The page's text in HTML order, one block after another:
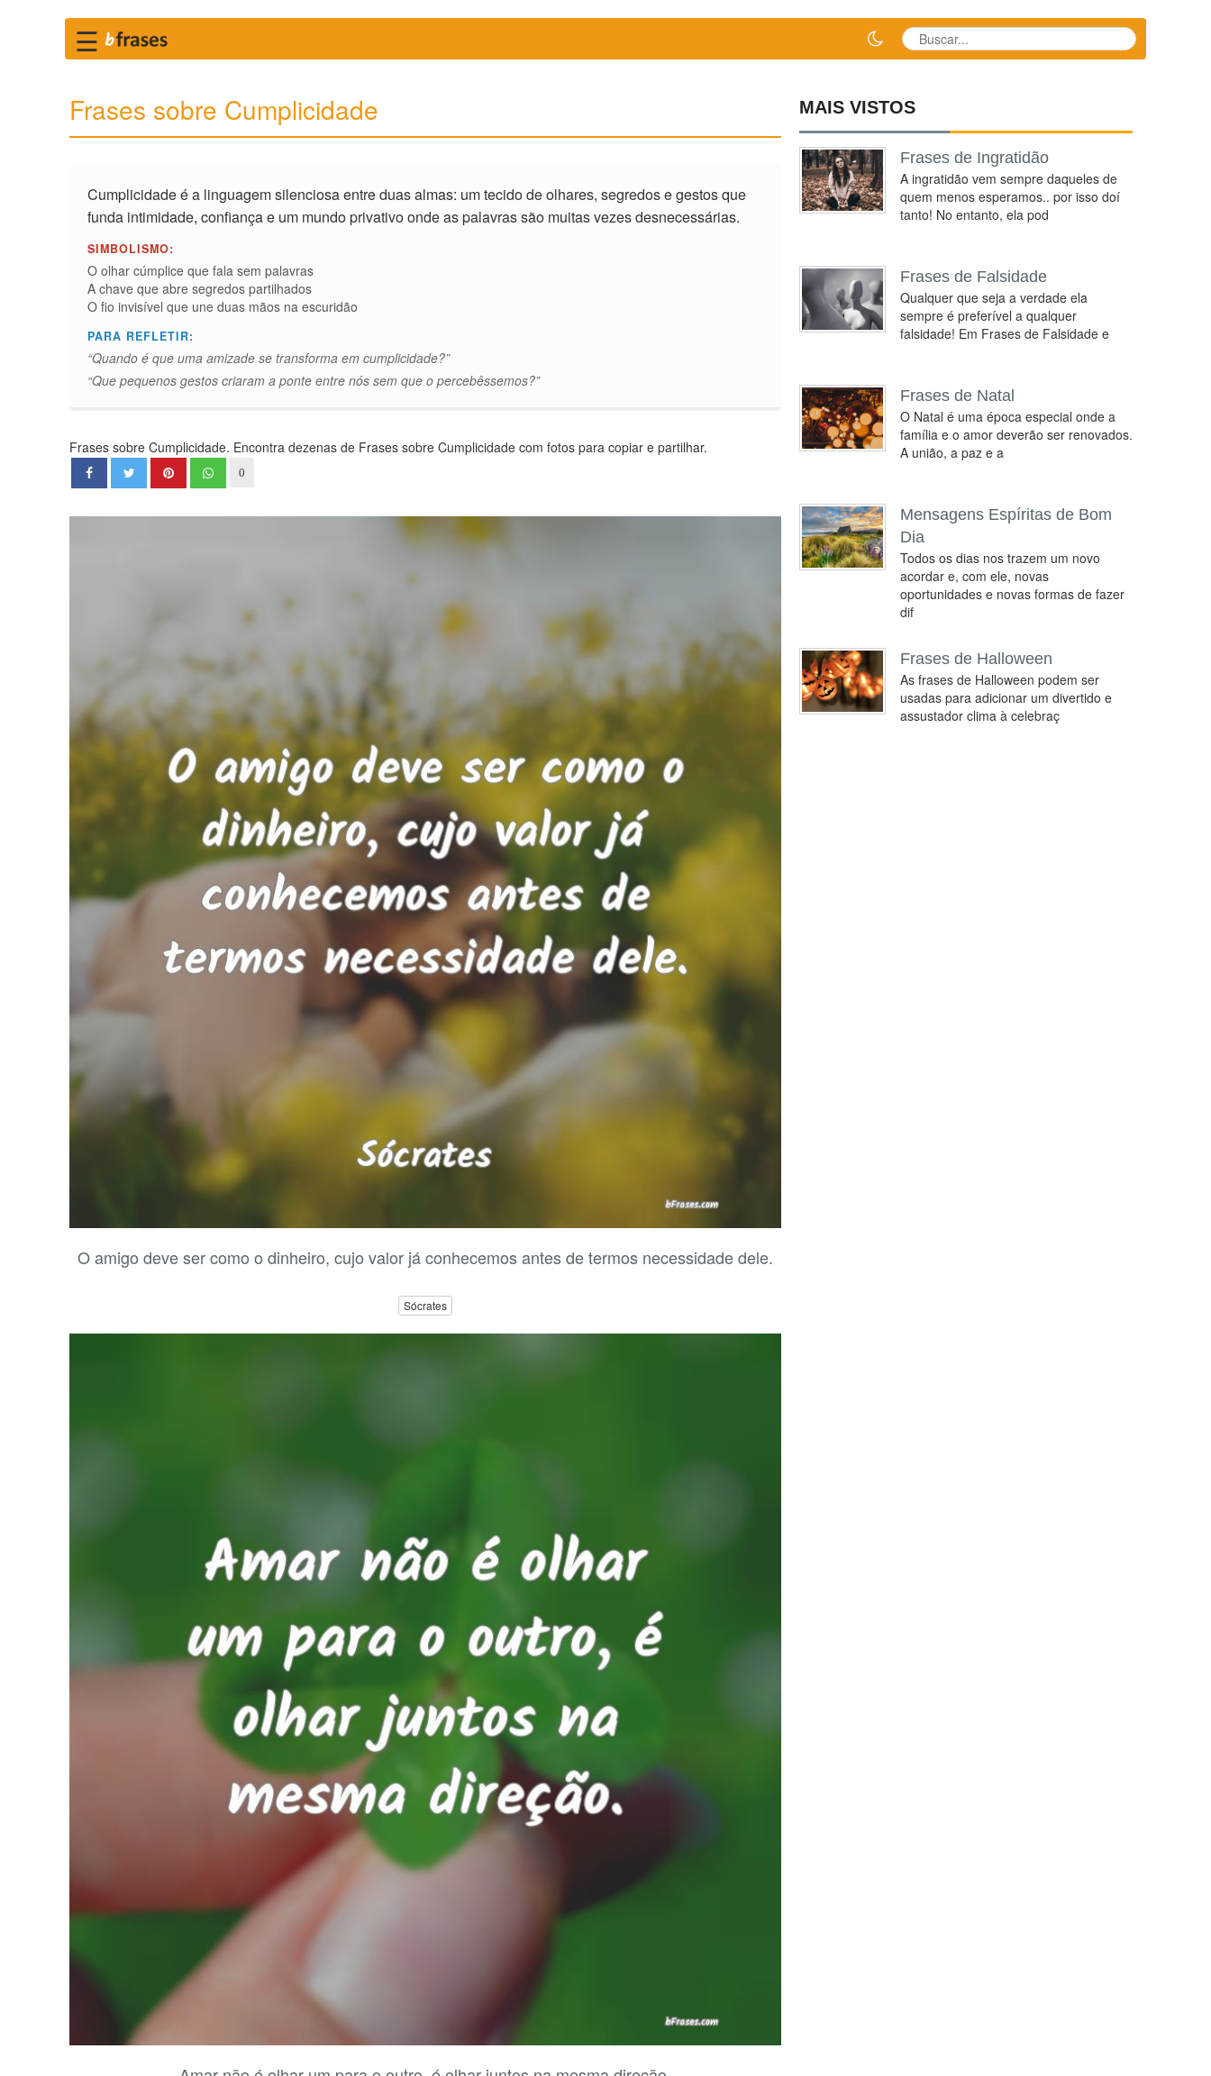
☰
Frases sobre Cumplicidade
Cumplicidade é a linguagem silenciosa entre duas almas: um tecido de olhares, segredos e gestos que
funda intimidade, confiança e um mundo privativo onde as palavras são muitas vezes desnecessárias.
SIMBOLISMO:
O olhar cúmplice que fala sem palavras
A chave que abre segredos partilhados
O fio invisível que une duas mãos na escuridão
PARA REFLETIR:
“Quando é que uma amizade se transforma em cumplicidade?”
“Que pequenos gestos criaram a ponte entre nós sem que o percebêssemos?”
Frases sobre Cumplicidade. Encontra dezenas de Frases sobre Cumplicidade com fotos para copiar e partilhar.
0
O amigo deve ser como o dinheiro, cujo valor já conhecemos antes de termos necessidade dele.
Sócrates
MAIS VISTOS
Frases de Ingratidão
A ingratidão vem sempre daqueles de
quem menos esperamos.. por isso doí
tanto! No entanto, ela pod
Frases de Falsidade
Qualquer que seja a verdade ela
sempre é preferível a qualquer
falsidade! Em Frases de Falsidade e
Frases de Natal
O Natal é uma época especial onde a
família e o amor deverão ser renovados.
A união, a paz e a
Mensagens Espíritas de Bom
Dia
Todos os dias nos trazem um novo
acordar e, com ele, novas
oportunidades e novas formas de fazer
dif
Frases de Halloween
As frases de Halloween podem ser
usadas para adicionar um divertido e
assustador clima à celebraç